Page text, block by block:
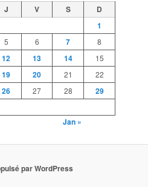
J V S
D
1
5 6 7
8
12 13 14 15
19 20 21
22
26 27 28 29
Jan »
par WordPress